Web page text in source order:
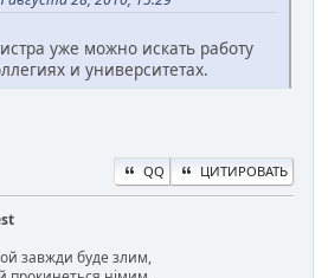
уже можно искать работу
и университетах.
QQ ЦИТИРОВАТЬ
завжди буде злим,